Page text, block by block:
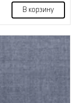
В корзину